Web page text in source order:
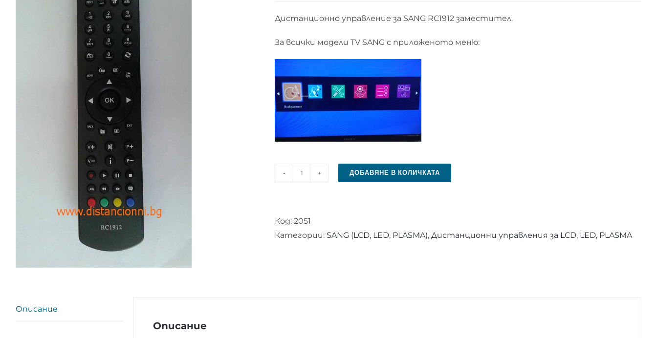
Дистанционно управление за SANG RC1912 заместител.
За всички модели TV SANG с приложеното меню:
количество
управление
за
ДОБАВЯНЕ В КОЛИЧКАТА
Код: 2051
Категории: SANG (LCD, LED, PLASMA), Дистанционни управления за LCD, LED, PLASMA
Описание
Описание